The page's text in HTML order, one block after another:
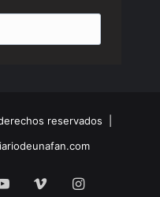
reservados |
YouTubeVimeoInstagram